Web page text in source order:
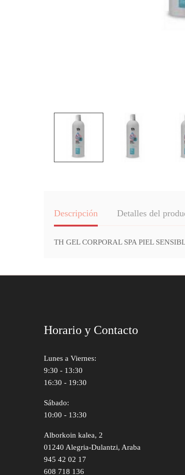
Descripción Detalles del
TH GEL CORPORAL SPA PIEL
Horario y Contacto
Lunes a Viernes:
9:30 - 13:30
16:30 - 19:30
Sábado:
10:00 - 13:30
Alborkoin kalea, 2
01240 Alegria-Dulantzi, Araba
945 42 02 17
608 718 136